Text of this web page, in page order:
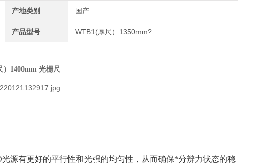
产地类别 国产
产品型号 WTB1(厚尺）1350mm?
1400mm 光栅尺
源有更好的平行性和光强的均匀性，从而确保*分辨力状态的稳